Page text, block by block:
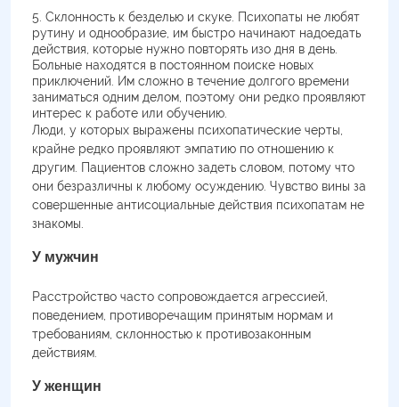
Склонность к безделью и скуке. Психопаты не любят
рутину и однообразие, им быстро начинают надоедать
действия, которые нужно повторять изо дня в день.
Больные находятся в постоянном поиске новых
приключений. Им сложно в течение долгого времени
заниматься одним делом, поэтому они редко проявляют
интерес к работе или обучению.
Люди, у которых выражены психопатические черты,
крайне редко проявляют эмпатию по отношению к
другим. Пациентов сложно задеть словом, потому что
они безразличны к любому осуждению. Чувство вины за
совершенные антисоциальные действия психопатам не
знакомы.
У мужчин
Расстройство часто сопровождается агрессией,
поведением, противоречащим принятым нормам и
требованиям, склонностью к противозаконным
действиям.
У женщин